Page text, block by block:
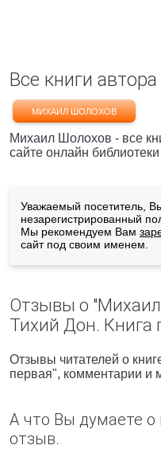
Все книги
МИХАИЛ ШОЛОХОВ
Михаил Шолохов - все
сайте онлайн
Уважаемый посетитель,
незарегистрированный
Мы рекомендуем Вам
сайт под своим именем.
Отзывы о
Тихий Дон. Книга
Отзывы читателей о
первая", комментарии и
А что Вы думаете о
отзыв.